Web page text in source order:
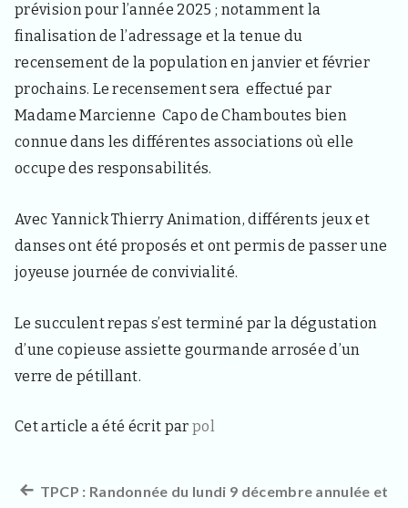
a
n
s
,
i
s
t
r
s
t
r
i
u
prévision pour l’année 2025 ; notamment la
finalisation de l’adressage et la tenue du
recensement de la population en janvier et février
prochains. Le recensement sera effectué par
Madame Marcienne Capo de Chamboutes bien
connue dans les différentes associations où elle
occupe des responsabilités.
Avec Yannick Thierry Animation, différents jeux et
danses ont été proposés et ont permis de passer une
joyeuse journée de convivialité.
Le succulent repas s’est terminé par la dégustation
d’une copieuse assiette gourmande arrosée d’un
verre de pétillant.
Cet article a été écrit par pol
Navigation
Article
TPCP : Randonnée du lundi 9 décembre annulée et